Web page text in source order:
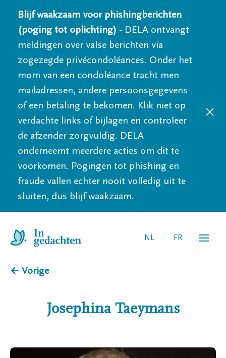
Blijf waakzaam voor phishingberichten
(poging tot oplichting) - DELA ontvangt
meldingen over valse berichten via
zogezegde privécondoléances. Onder het
mom van een condoléance tracht men
mailadressen, andere persoonsgegevens
of een betaling te bekomen. Klik niet op
verdachte links of bijlagen en controleer
de afzender zorgvuldig. DELA
onderneemt meerdere acties om dit te
voorkomen. Pogingen tot phishing en
fraude vallen echter nooit volledig uit te
sluiten, dus blijf waakzaam.
NL FR
← Vorige
Josephina Taeymans